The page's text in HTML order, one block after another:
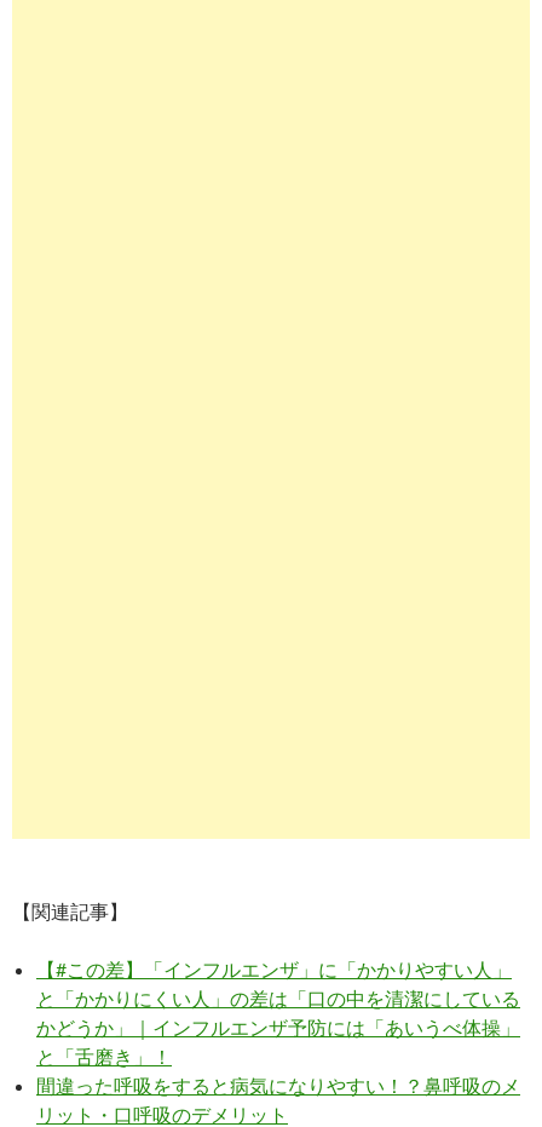
【関連記事】
【#この差】「インフルエンザ」に「かかりやすい人」
と「かかりにくい人」の差は「口の中を清潔にしている
かどうか」｜インフルエンザ予防には「あいうべ体操」
と「舌磨き」！
間違った呼吸をすると病気になりやすい！？鼻呼吸のメ
リット・口呼吸のデメリット